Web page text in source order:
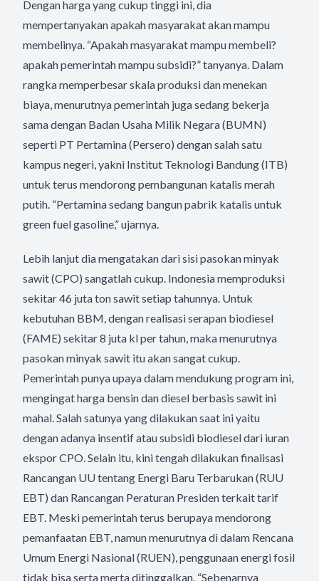
Dengan harga yang cukup tinggi ini, dia
mempertanyakan apakah masyarakat akan mampu
membelinya. “Apakah masyarakat mampu membeli?
apakah pemerintah mampu subsidi?” tanyanya. Dalam
rangka memperbesar skala produksi dan menekan
biaya, menurutnya pemerintah juga sedang bekerja
sama dengan Badan Usaha Milik Negara (BUMN)
seperti PT Pertamina (Persero) dengan salah satu
kampus negeri, yakni Institut Teknologi Bandung (ITB)
untuk terus mendorong pembangunan katalis merah
putih. “Pertamina sedang bangun pabrik katalis untuk
green fuel gasoline,” ujarnya.
Lebih lanjut dia mengatakan dari sisi pasokan minyak
sawit (CPO) sangatlah cukup. Indonesia memproduksi
sekitar 46 juta ton sawit setiap tahunnya. Untuk
kebutuhan BBM, dengan realisasi serapan biodiesel
(FAME) sekitar 8 juta kl per tahun, maka menurutnya
pasokan minyak sawit itu akan sangat cukup.
Pemerintah punya upaya dalam mendukung program ini,
mengingat harga bensin dan diesel berbasis sawit ini
mahal. Salah satunya yang dilakukan saat ini yaitu
dengan adanya insentif atau subsidi biodiesel dari iuran
ekspor CPO. Selain itu, kini tengah dilakukan finalisasi
Rancangan UU tentang Energi Baru Terbarukan (RUU
EBT) dan Rancangan Peraturan Presiden terkait tarif
EBT. Meski pemerintah terus berupaya mendorong
pemanfaatan EBT, namun menurutnya di dalam Rencana
Umum Energi Nasional (RUEN), penggunaan energi fosil
tidak bisa serta merta ditinggalkan. “Sebenarnya